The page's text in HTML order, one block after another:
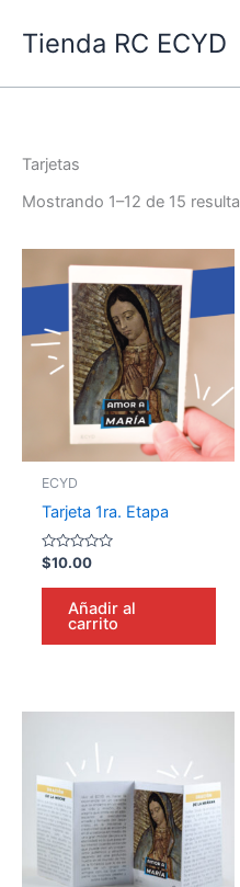
Tienda RC ECYD
Tarjetas
Mostrando 1–12 de 15
ECYD
Tarjeta 1ra. Etapa
Valorado
en
0
$10.00
Añadir al
carrito